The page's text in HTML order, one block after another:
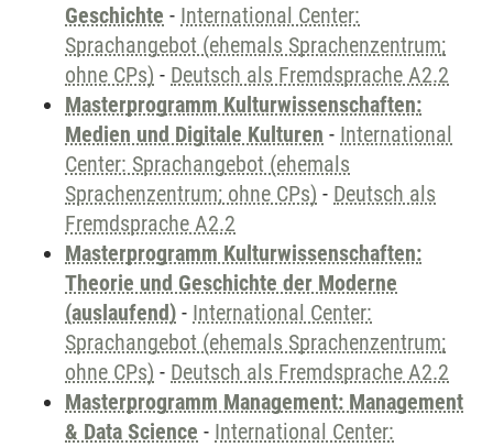
Geschichte - International Center:
Sprachangebot (ehemals Sprachenzentrum;
ohne CPs) - Deutsch als Fremdsprache A2.2
Masterprogramm Kulturwissenschaften:
Medien und Digitale Kulturen - International
Center: Sprachangebot (ehemals
Sprachenzentrum; ohne CPs) - Deutsch als
Fremdsprache A2.2
Masterprogramm Kulturwissenschaften:
Theorie und Geschichte der Moderne
(auslaufend) - International Center:
Sprachangebot (ehemals Sprachenzentrum;
ohne CPs) - Deutsch als Fremdsprache A2.2
Masterprogramm Management: Management
& Data Science - International Center: